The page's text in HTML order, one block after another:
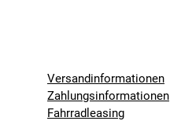
Versandinformationen
Zahlungsinformationen
Fahrradleasing